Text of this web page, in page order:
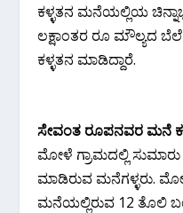
ಕಳ್ಳತನ ಮನೆಯಲ್ಲಿಯ
ಲಕ್ಷಾಂತರ ರೂ ಮೌಲ್ಯದ
ಕಳ್ಳತನ ಮಾಡಿದ್ದಾರೆ.
ಸೇವಂತ ರೂಪನವರ ಮನೆ
ಮೋಳೆ ಗ್ರಾಮದಲ್ಲಿ ಸುಮಾರು
ಮಾಡಿರುವ ಮನೆಗಳ್ಳರು.
ಮನೆಯಲ್ಲಿರುವ 12 ತೊಲಿ